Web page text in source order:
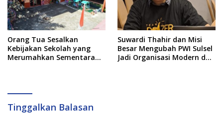
Orang Tua Sesalkan
Kebijakan Sekolah yang
Merumahkan Sementara
Suwardi Thahir dan Misi
Besar Mengubah PWI Sulsel
Jadi Organisasi Modern dan
Tinggalkan Balasan